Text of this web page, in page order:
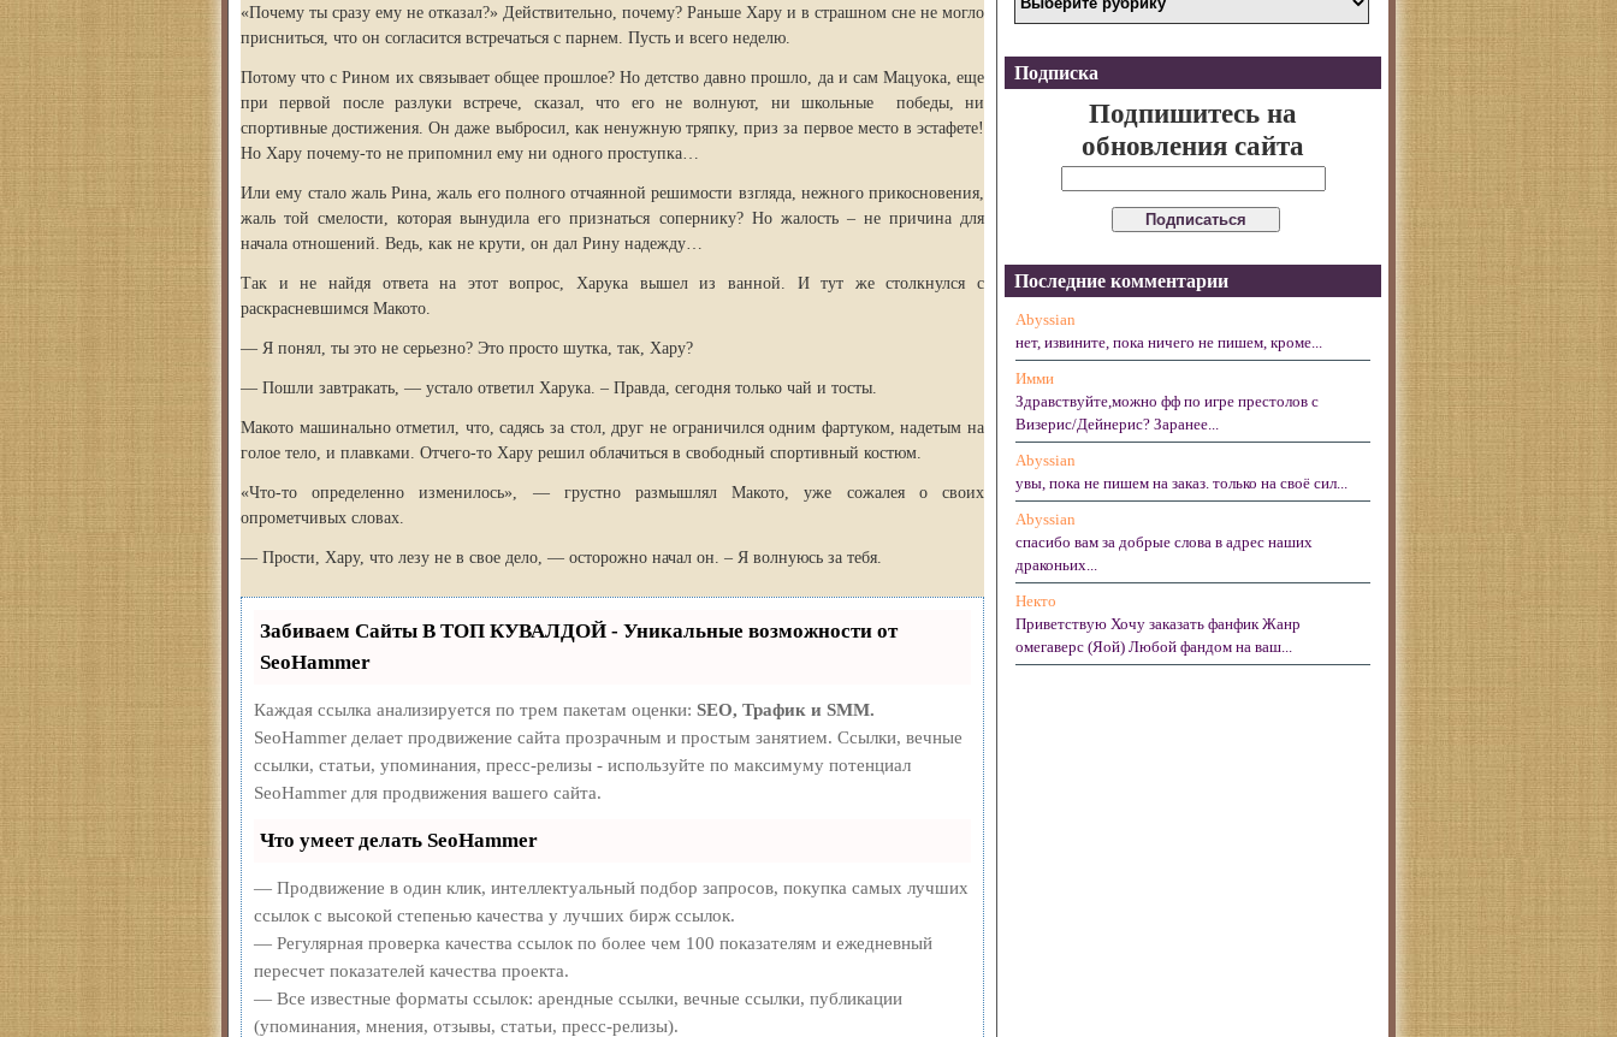
«Почему ты сразу ему не отказал?» Действительно, почему? Раньше Хару и в страшном сне не могло
присниться, что он согласится встречаться с парнем. Пусть и всего неделю.
Потому что с Рином их связывает общее прошлое? Но детство давно прошло, да и сам Мацуока, еще
при первой после разлуки встрече, сказал, что его не волнуют, ни школьные победы, ни
спортивные достижения. Он даже выбросил, как ненужную тряпку, приз за первое место в эстафете!
Но Хару почему-то не припомнил ему ни одного проступка…
Или ему стало жаль Рина, жаль его полного отчаянной решимости взгляда, нежного прикосновения,
жаль той смелости, которая вынудила его признаться сопернику? Но жалость – не причина для
начала отношений. Ведь, как не крути, он дал Рину надежду…
Так и не найдя ответа на этот вопрос, Харука вышел из ванной. И тут же столкнулся с
раскрасневшимся Макото.
— Я понял, ты это не серьезно? Это просто шутка, так, Хару?
— Пошли завтракать, — устало ответил Харука. – Правда, сегодня только чай и тосты.
Макото машинально отметил, что, садясь за стол, друг не ограничился одним фартуком, надетым на
голое тело, и плавками. Отчего-то Хару решил облачиться в свободный спортивный костюм.
«Что-то определенно изменилось», — грустно размышлял Макото, уже сожалея о своих
опрометчивых словах.
— Прости, Хару, что лезу не в свое дело, — осторожно начал он. – Я волнуюсь за тебя.
Забиваем Сайты В ТОП КУВАЛДОЙ - Уникальные возможности от
SeoHammer
Каждая ссылка анализируется по трем пакетам оценки: SEO, Трафик и SMM.
SeoHammer делает продвижение сайта прозрачным и простым занятием. Ссылки, вечные
ссылки, статьи, упоминания, пресс-релизы - используйте по максимуму потенциал
SeoHammer для продвижения вашего сайта.
Что умеет делать SeoHammer
— Продвижение в один клик, интеллектуальный подбор запросов, покупка самых лучших
ссылок с высокой степенью качества у лучших бирж ссылок.
— Регулярная проверка качества ссылок по более чем 100 показателям и ежедневный
пересчет показателей качества проекта.
— Все известные форматы ссылок: арендные ссылки, вечные ссылки, публикации
(упоминания, мнения, отзывы, статьи, пресс-релизы).
Подписка
Подпишитесь на
обновления сайта
Последние комментарии
Abyssian
нет, извините, пока ничего не пишем, кроме...
Имми
Здравствуйте,можно фф по игре престолов с
Визерис/Дейнерис? Заранее...
Abyssian
увы, пока не пишем на заказ. только на своё сил...
Abyssian
спасибо вам за добрые слова в адрес наших
драконьих...
Некто
Приветствую Хочу заказать фанфик Жанр
омегаверс (Яой) Любой фандом на ваш...